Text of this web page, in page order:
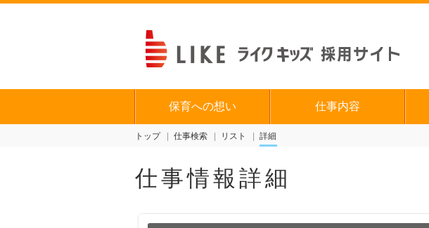
保育への想い 仕事内容
トップ 仕事検索 リスト 詳細
仕事情報詳細